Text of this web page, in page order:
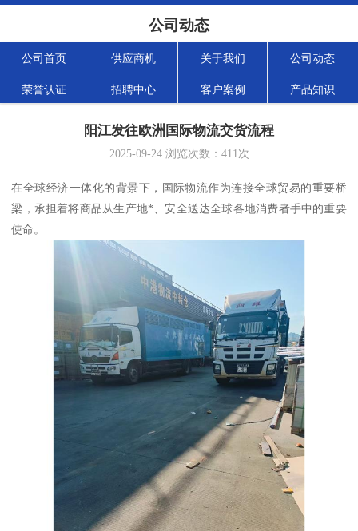
公司动态
公司首页 供应商机 关于我们 公司动态
荣誉认证 招聘中心 客户案例 产品知识
阳江发往欧洲国际物流交货流程
2025-09-24浏览次数： 411次
在全球经济一体化的背景下，国际物流作为连接全球贸易的重要桥
梁，承担着将商品从生产地*、安全送达全球各地消费者手中的重要
使命。